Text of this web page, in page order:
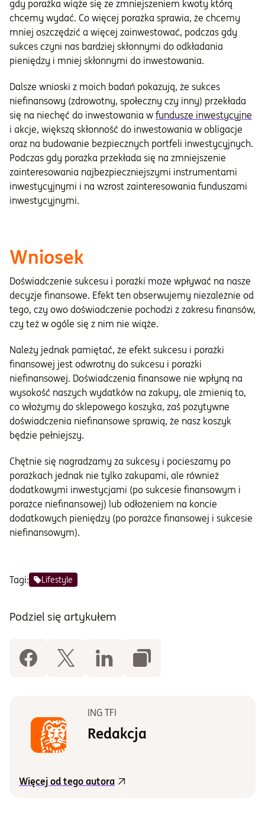
gdy porażka wiąże się ze zmniejszeniem kwoty którą
chcemy wydać. Co więcej porażka sprawia, że chcemy
mniej oszczędzić a więcej zainwestować, podczas gdy
sukces czyni nas bardziej skłonnymi do odkładania
pieniędzy i mniej skłonnymi do inwestowania.
Dalsze wnioski z moich badań pokazują, że sukces
niefinansowy (zdrowotny, społeczny czy inny) przekłada
się na niechęć do inwestowania w fundusze inwestycyjne
i akcje, większą skłonność do inwestowania w obligacje
oraz na budowanie bezpiecznych portfeli inwestycyjnych.
Podczas gdy porażka przekłada się na zmniejszenie
zainteresowania najbezpieczniejszymi instrumentami
inwestycyjnymi i na wzrost zainteresowania funduszami
inwestycyjnymi.
Wniosek
Doświadczenie sukcesu i porażki może wpływać na nasze
decyzje finansowe. Efekt ten obserwujemy niezależnie od
tego, czy owo doświadczenie pochodzi z zakresu finansów,
czy też w ogóle się z nim nie wiąże.
Należy jednak pamiętać, że efekt sukcesu i porażki
finansowej jest odwrotny do sukcesu i porażki
niefinansowej. Doświadczenia finansowe nie wpłyną na
wysokość naszych wydatków na zakupy, ale zmienią to,
co włożymy do sklepowego koszyka, zaś pozytywne
doświadczenia niefinansowe sprawią, że nasz koszyk
będzie pełniejszy.
Chętnie się nagradzamy za sukcesy i pocieszamy po
porażkach jednak nie tylko zakupami, ale również
dodatkowymi inwestycjami (po sukcesie finansowym i
porażce niefinansowej) lub odłożeniem na koncie
dodatkowych pieniędzy (po porażce finansowej i sukcesie
niefinansowym).
Tagi: Lifestyle
Podziel się artykułem
ING TFI
Redakcja
Więcej od tego autora